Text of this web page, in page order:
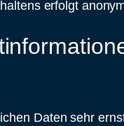
erfolgt
Daten sehr